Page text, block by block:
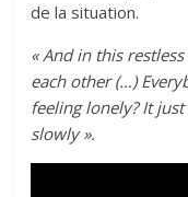
de la situation.
« And in this
each other (…)
feeling lonely? It
slowly ».